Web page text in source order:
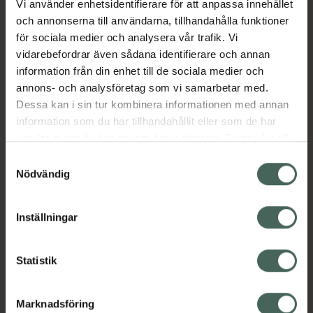
Vi använder enhetsidentifierare för att anpassa innehållet
och annonserna till användarna, tillhandahålla funktioner
för sociala medier och analysera vår trafik. Vi
vidarebefordrar även sådana identifierare och annan
information från din enhet till de sociala medier och
annons- och analysföretag som vi samarbetar med.
Dessa kan i sin tur kombinera informationen med annan
information som du har tillhandahållit eller som de har
återkalla ditt samtycke via webbplatsens
cookieinställningar. Ett återkallat samtycke påverkar inte
lagligheten av behandling som skett innan återkallelsen.
Nödvändig
Inställningar
Statistik
Marknadsföring
användas både förebyggande och när
problem med inkontinens uppstått.
EGENSKAPER Silkeslen yta Av silikon med
silikonsnodd Rörlig tyngd i varje kula Ø: 40
mm Tygpåse för förvaring medföljer.
Knipkulorna har ett års garanti.
Jämförpris 299 kr/ st
EAN:07350033083130
Kategorier: